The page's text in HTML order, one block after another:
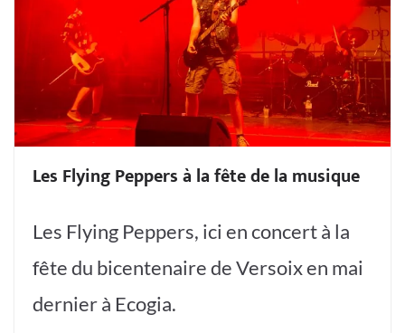
Les Flying Peppers à la fête de la musique
Les Flying Peppers, ici en concert à la
fête du bicentenaire de Versoix en mai
dernier à Ecogia.